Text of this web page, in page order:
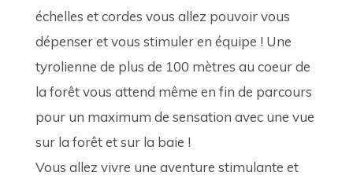
échelles et cordes vous allez pouvoir vous
dépenser et vous stimuler en équipe ! Une
tyrolienne de plus de 100 mètres au coeur de
la forêt vous attend même en fin de parcours
pour un maximum de sensation avec une vue
sur la forêt et sur la baie !
Vous allez vivre une aventure stimulante et